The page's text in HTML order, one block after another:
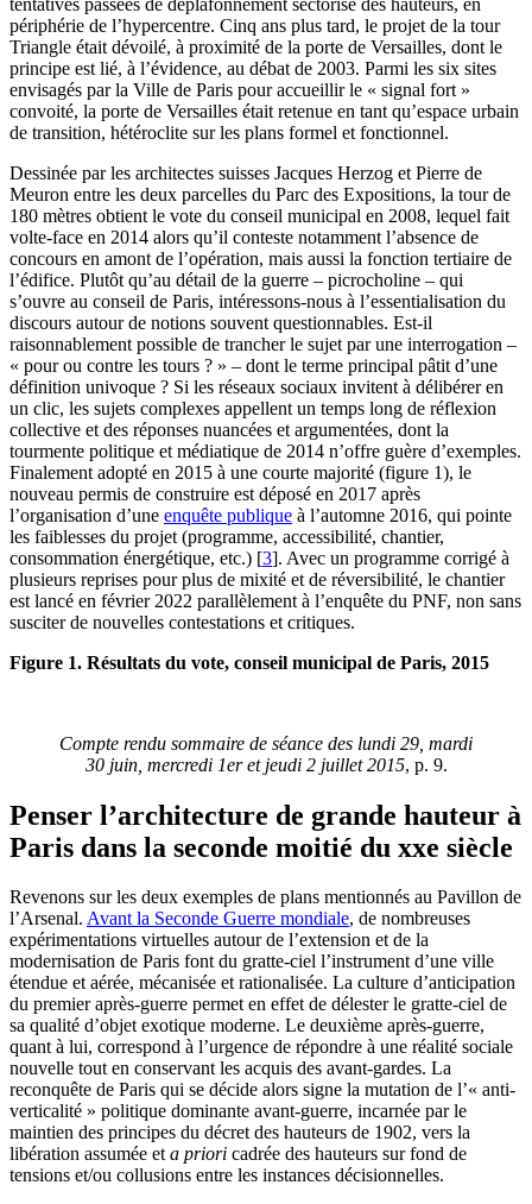
périphérie de l’hypercentre. Cinq ans plus tard, le projet de la tour
Triangle était dévoilé, à proximité de la porte de Versailles, dont le
principe est lié, à l’évidence, au débat de 2003. Parmi les six sites
envisagés par la Ville de Paris pour accueillir le « signal fort »
convoité, la porte de Versailles était retenue en tant qu’espace urbain
de transition, hétéroclite sur les plans formel et fonctionnel.
Dessinée par les architectes suisses Jacques Herzog et Pierre de
Meuron entre les deux parcelles du Parc des Expositions, la tour de
180 mètres obtient le vote du conseil municipal en 2008, lequel fait
volte-face en 2014 alors qu’il conteste notamment l’absence de
concours en amont de l’opération, mais aussi la fonction tertiaire de
l’édifice. Plutôt qu’au détail de la guerre – picrocholine – qui
s’ouvre au conseil de Paris, intéressons-nous à l’essentialisation du
discours autour de notions souvent questionnables. Est-il
raisonnablement possible de trancher le sujet par une interrogation –
« pour ou contre les tours ? » – dont le terme principal pâtit d’une
définition univoque ? Si les réseaux sociaux invitent à délibérer en
un clic, les sujets complexes appellent un temps long de réflexion
collective et des réponses nuancées et argumentées, dont la
tourmente politique et médiatique de 2014 n’offre guère d’exemples.
Finalement adopté en 2015 à une courte majorité (figure 1), le
nouveau permis de construire est déposé en 2017 après
l’organisation d’une enquête publique à l’automne 2016, qui pointe
les faiblesses du projet (programme, accessibilité, chantier,
consommation énergétique, etc.) [3]. Avec un programme corrigé à
plusieurs reprises pour plus de mixité et de réversibilité, le chantier
est lancé en février 2022 parallèlement à l’enquête du PNF, non sans
susciter de nouvelles contestations et critiques.
Figure 1. Résultats du vote, conseil municipal de Paris, 2015
Compte rendu sommaire de séance des lundi 29, mardi
30 juin, mercredi 1er et jeudi 2 juillet 2015, p. 9.
Penser l’architecture de grande hauteur à
Paris dans la seconde moitié du xxe siècle
Revenons sur les deux exemples de plans mentionnés au Pavillon de
l’Arsenal. Avant la Seconde Guerre mondiale, de nombreuses
expérimentations virtuelles autour de l’extension et de la
modernisation de Paris font du gratte-ciel l’instrument d’une ville
étendue et aérée, mécanisée et rationalisée. La culture d’anticipation
du premier après-guerre permet en effet de délester le gratte-ciel de
sa qualité d’objet exotique moderne. Le deuxième après-guerre,
quant à lui, correspond à l’urgence de répondre à une réalité sociale
nouvelle tout en conservant les acquis des avant-gardes. La
reconquête de Paris qui se décide alors signe la mutation de l’« anti-
verticalité » politique dominante avant-guerre, incarnée par le
maintien des principes du décret des hauteurs de 1902, vers la
libération assumée eta priori cadrée des hauteurs sur fond de
tensions et/ou collusions entre les instances décisionnelles.